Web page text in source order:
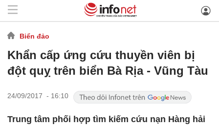
Biển đảo
Khẩn cấp ứng cứu thuyền viên bị
đột quỵ trên biển Bà Rịa - Vũng Tàu
24/09/2017 - 16:10
Trung tâm phối hợp tìm kiếm cứu nạn Hàng hải